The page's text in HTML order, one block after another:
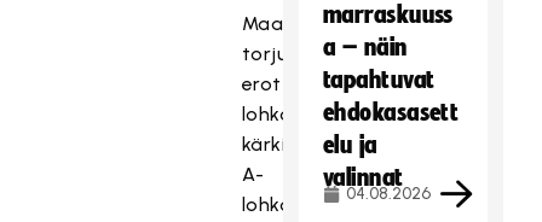
Maalivahtien
torjuntatilastossa
erottuvat
lohkojensa
kärkiprosenteilla
A-
lohkossa
marraskuuss
a – näin
tapahtuvat
ehdokasasett
elu ja
valinnat
04.08.2026